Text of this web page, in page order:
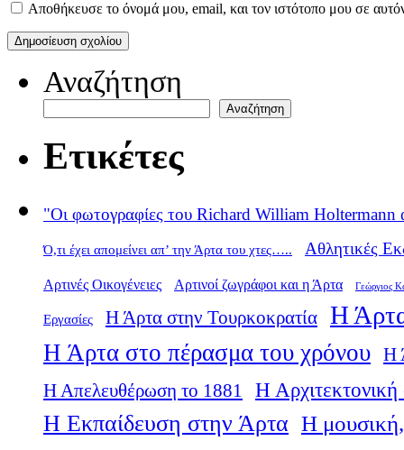
Αποθήκευσε το όνομά μου, email, και τον ιστότοπο μου σε
Αναζήτηση
Αναζήτηση
Ετικέτες
"Οι φωτογραφίες του Richard William Holtermann
Ό,τι έχει απομείνει απ’ την Άρτα του χτες….. Αθλητικές
Αρτινές Οικογένειες Αρτινοί ζωγράφοι και η Άρτα Γεώργιος
Εργασίες Η Άρτα στην Τουρκοκρατία Η
Η Άρτα στο πέρασμα του χρόνου Η
Η Απελευθέρωση το 1881
Η
Η Εκπαίδευση στην Άρτα Η μουσική,